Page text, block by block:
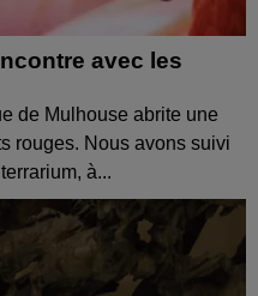
avec les
de Mulhouse abrite une
rouges. Nous avons suivi
à...